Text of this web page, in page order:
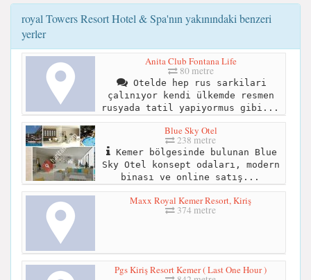
royal Towers Resort Hotel & Spa'nın yakınındaki benzeri
yerler
Anita Club Fontana Life
80 metre
Otelde hep rus sarkilari
çalınıyor kendi ülkemde resmen
rusyada tatil yapiyormus gibi...
Blue Sky Otel
238 metre
Kemer bölgesinde bulunan Blue
Sky Otel konsept odaları, modern
binası ve online satış...
Maxx Royal Kemer Resort, Kiriş
374 metre
Pgs Kiriş Resort Kemer ( Last One Hour )